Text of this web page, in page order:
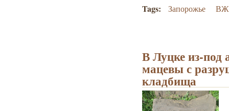
Tags: Запорожье
В Луцке из-под
мацевы с
кладбища